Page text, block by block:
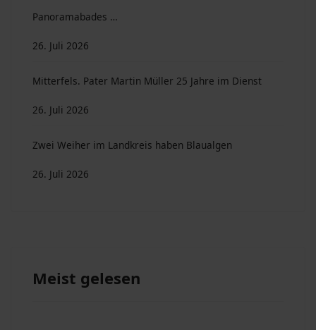
Panoramabades …
26. Juli 2026
Mitterfels. Pater Martin Müller 25 Jahre im Dienst
26. Juli 2026
Zwei Weiher im Landkreis haben Blaualgen
26. Juli 2026
Meist gelesen